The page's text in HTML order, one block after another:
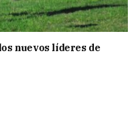
nuevos líderes de